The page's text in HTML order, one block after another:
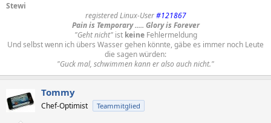
Stewi
registered Linux-User#121867
Pain is Temporary ..... Glory is Forever
"Geht nicht"ist keineFehlermeldung
Und selbst wenn ich übers Wasser gehen könnte, gäbe es immer noch Leute
die sagen würden:
"Guck mal, schwimmen kann er also auch nicht."
Tommy
Chef-Optimist Teammitglied